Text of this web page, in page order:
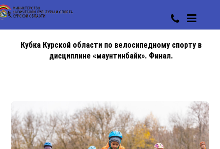
Кубка Курской области по велосипедному спорту в
дисциплине «маунтинбайк». Финал.